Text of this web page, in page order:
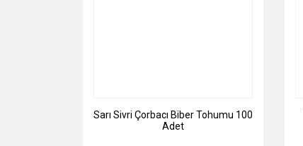
Sarı Sivri Çorbacı Biber Tohumu 100
Adet